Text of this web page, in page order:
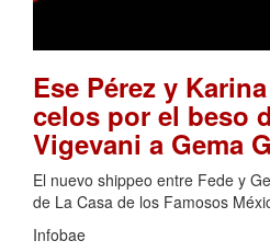
Ese Pérez y
celos por el beso
Vigevani a Gema
El nuevo shippeo entre Fede y
de La Casa de los Famosos
Infobae